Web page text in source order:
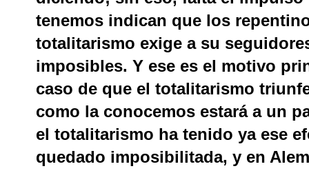
tenemos indican que los
totalitarismo exige a su
imposibles. Y ese es el motivo
caso de que el totalitarismo
como la conocemos estará a un
el totalitarismo ha tenido ya ese
quedado imposibilitada, y en